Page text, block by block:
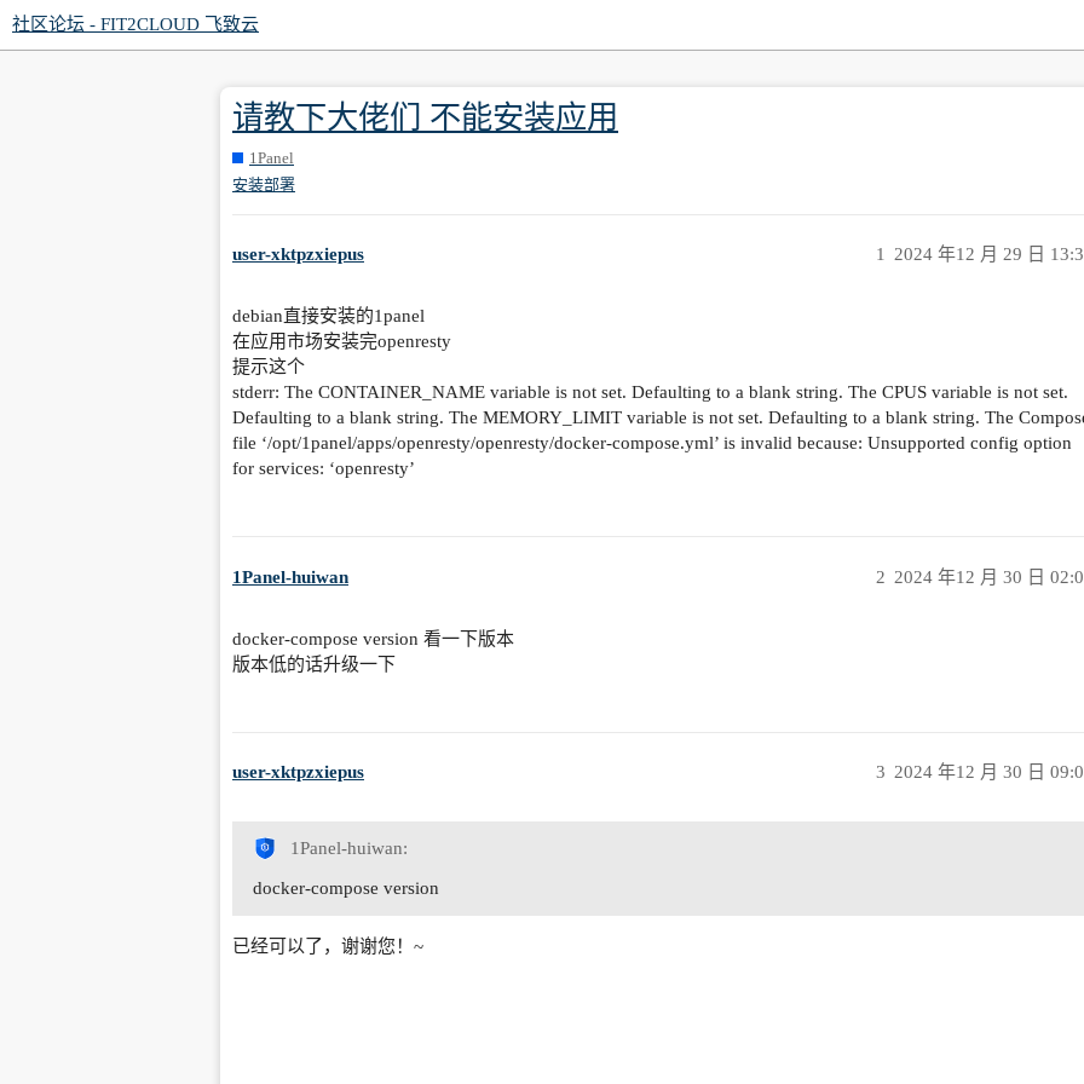
社区论坛 - FIT2CLOUD 飞致云
请教下大佬们 不能安装应用
1Panel
安装部署
user-xktpzxiepus 2024 年12 月 29 日
1
debian直接安装的1panel
在应用市场安装完openresty
提示这个
stderr: The CONTAINER_NAME variable is not set. Defaulting to a blank string. The CPUS variable is not set.
Defaulting to a blank string. The MEMORY_LIMIT variable is not set. Defaulting to a blank string. The
file ‘/opt/1panel/apps/openresty/openresty/docker-compose.yml’ is invalid because: Unsupported config option
for services: ‘openresty’
1Panel-huiwan 2024 年12 月 30 日
2
docker-compose version 看一下版本
版本低的话升级一下
user-xktpzxiepus 2024 年12 月 30 日
3
1Panel-huiwan:
docker-compose version
已经可以了，谢谢您！~